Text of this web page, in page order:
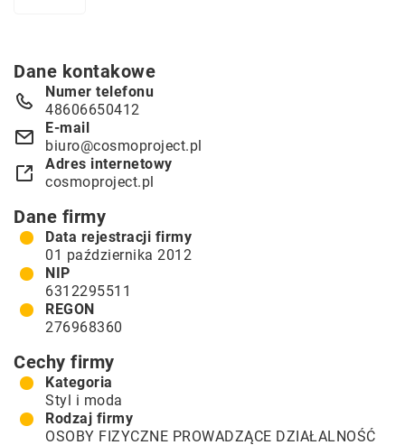
Dane kontakowe
Numer telefonu
48606650412
E-mail
biuro@cosmoproject.pl
Adres internetowy
cosmoproject.pl
Dane firmy
Data rejestracji firmy
01 października 2012
NIP
6312295511
REGON
276968360
Cechy firmy
Kategoria
Styl i moda
Rodzaj firmy
OSOBY FIZYCZNE PROWADZĄCE DZIAŁALNOŚĆ